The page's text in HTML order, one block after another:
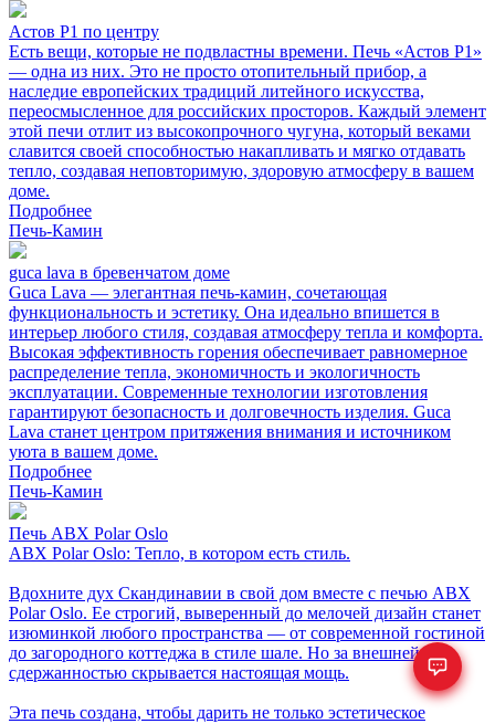
Астов Р1 по центру
Есть вещи, которые не подвластны времени. Печь «Астов Р1»
— одна из них. Это не просто отопительный прибор, а
наследие европейских традиций литейного искусства,
переосмысленное для российских просторов. Каждый элемент
этой печи отлит из высокопрочного чугуна, который веками
славится своей способностью накапливать и мягко отдавать
тепло, создавая неповторимую, здоровую атмосферу в вашем
доме.
Подробнее
Печь-Камин
guca lava в бревенчатом доме
Guca Lava — элегантная печь-камин, сочетающая
функциональность и эстетику. Она идеально впишется в
интерьер любого стиля, создавая атмосферу тепла и комфорта.
Высокая эффективность горения обеспечивает равномерное
распределение тепла, экономичность и экологичность
эксплуатации. Современные технологии изготовления
гарантируют безопасность и долговечность изделия. Guca
Lava станет центром притяжения внимания и источником
уюта в вашем доме.
Подробнее
Печь-Камин
Печь ABX Polar Oslo
ABX Polar Oslo: Тепло, в котором есть стиль.
Вдохните дух Скандинавии в свой дом вместе с печью ABX
Polar Oslo. Ее строгий, выверенный до мелочей дизайн станет
изюминкой любого пространства — от современной гостиной
до загородного коттеджа в стиле шале. Но за внешней
сдержанностью скрывается настоящая мощь.
Эта печь создана, чтобы дарить не только эстетическое